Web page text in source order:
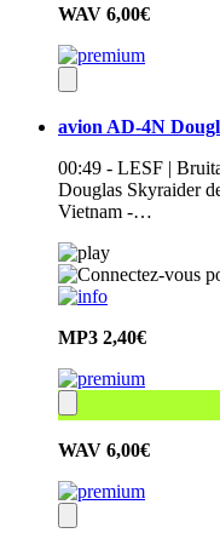
WAV 6,00€
avion AD-4N
00:49 - LESF |
Douglas Skyraider
Vietnam -…
MP3 2,40€
WAV 6,00€